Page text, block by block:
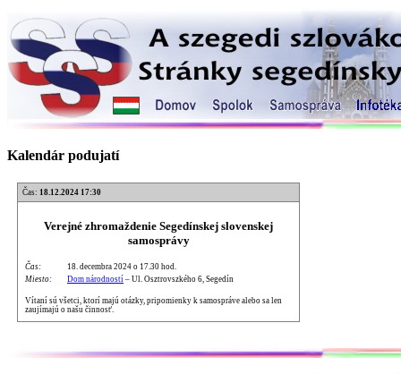
Kalendár podujatí
Čas: 18.12.2024 17:30
Verejné zhromaždenie Segedínskej slovenskej
samosprávy
Čas:
18. decembra 2024 o 17.30 hod.
Miesto:
Dom národností – Ul. Osztrovszkého 6, Segedín
Vítaní sú všetci, ktorí majú otázky, pripomienky k samospráve alebo sa len
zaujímajú o našu činnosť.